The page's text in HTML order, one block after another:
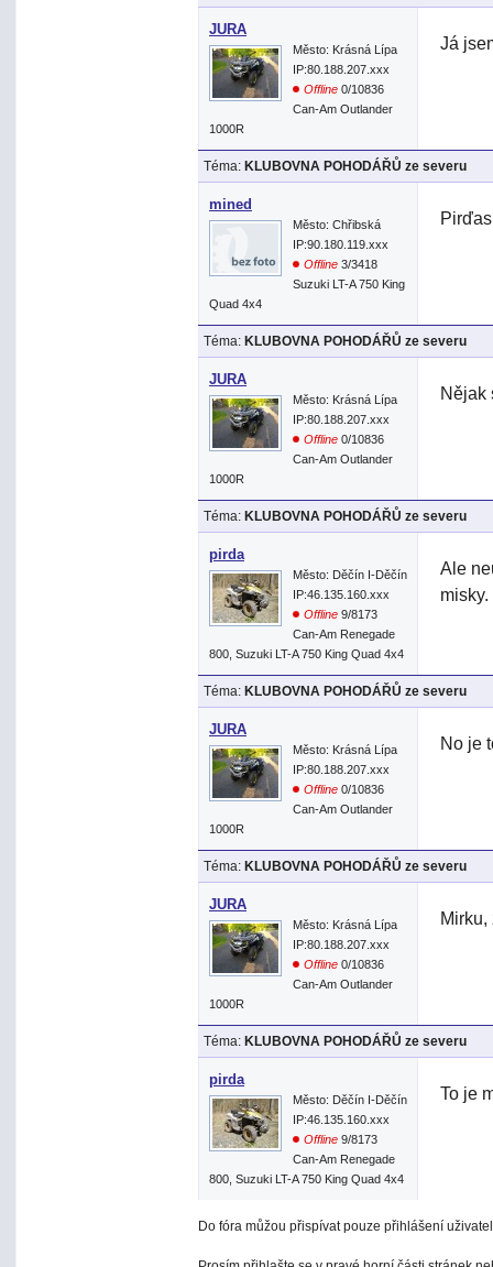
JURA
Město: Krásná Lípa
IP:80.188.207.xxx
Offline 0/10836
Can-Am Outlander
1000R
Já
Téma: KLUBOVNA POHODÁŘŮ ze severu
mined
Město: Chřibská
IP:90.180.119.xxx
Offline 3/3418
Suzuki LT-A 750 King
Quad 4x4
Téma: KLUBOVNA POHODÁŘŮ ze severu
JURA
Město: Krásná Lípa
IP:80.188.207.xxx
Offline 0/10836
Can-Am Outlander
1000R
Nějak
Téma: KLUBOVNA POHODÁŘŮ ze severu
pirda
Město: Děčín I-Děčín
IP:46.135.160.xxx
Offline 9/8173
Can-Am Renegade
800, Suzuki LT-A 750 King Quad 4x4
Ale
misky.
Téma: KLUBOVNA POHODÁŘŮ ze severu
JURA
Město: Krásná Lípa
IP:80.188.207.xxx
Offline 0/10836
Can-Am Outlander
1000R
No je
Téma: KLUBOVNA POHODÁŘŮ ze severu
JURA
Město: Krásná Lípa
IP:80.188.207.xxx
Offline 0/10836
Can-Am Outlander
1000R
Téma: KLUBOVNA POHODÁŘŮ ze severu
pirda
Město: Děčín I-Děčín
IP:46.135.160.xxx
Offline 9/8173
Can-Am Renegade
800, Suzuki LT-A 750 King Quad 4x4
To je
Do fóra můžou přispívat pouze přihlášení